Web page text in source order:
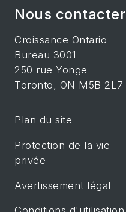
Nous contacter
Croissance Ontario
Bureau 3001
250 rue Yonge
Toronto, ON M5B 2L7
Plan du site
Protection de la vie
privée
Avertissement légal